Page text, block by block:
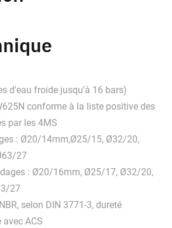
d'eau froide jusqu'à 16 bars)
conforme à la liste positive des
par les 4MS
: Ø20/14mm,Ø25/15, Ø32/20,
27
: Ø20/16mm, Ø25/17, Ø32/20,
27
selon DIN 3771-3, dureté
ACS